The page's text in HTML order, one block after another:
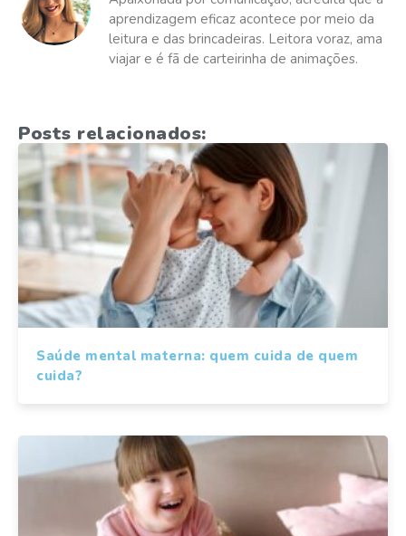
aprendizagem eficaz acontece por meio da
leitura e das brincadeiras. Leitora voraz, ama
viajar e é fã de carteirinha de animações.
Posts relacionados:
Saúde mental materna: quem cuida de quem
cuida?